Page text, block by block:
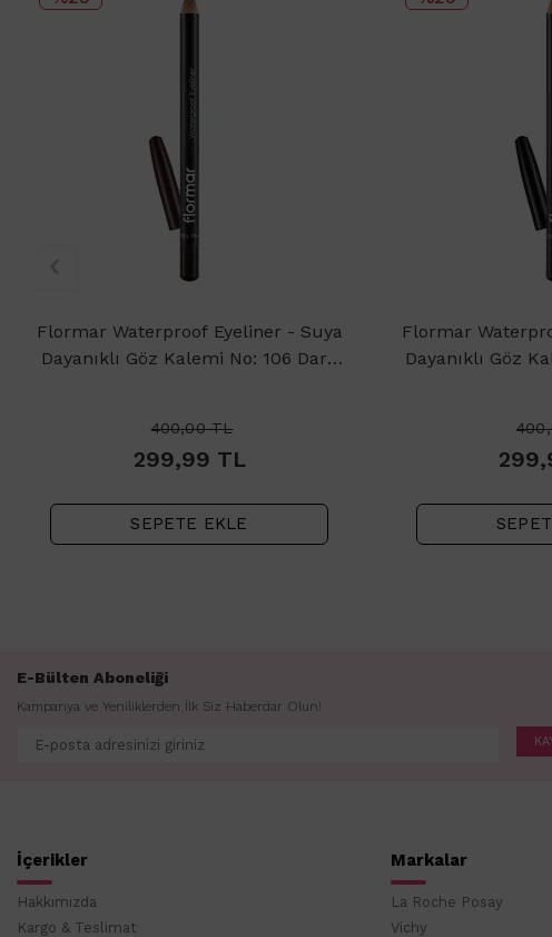
Flormar Waterproof Eyeliner - Suya
Dayanıklı Göz Kalemi No: 106 Dark
400,00TL
299,99 TL
SEPETE EKLE
Flormar
Dayanıklı Göz
E-Bülten Aboneliği
Kampanya ve Yeniliklerden İlk Siz Haberdar Olun!
İçerikler
Hakkımızda
Kargo & Teslimat
Markalar
La Roche Posay
Vichy